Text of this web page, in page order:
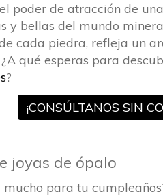
poder de atracción de
y bellas del mundo
cada piedra, refleja un
qué esperas para
?
¡CONSÚLTANOS SIN
joyas de ópalo
para tu